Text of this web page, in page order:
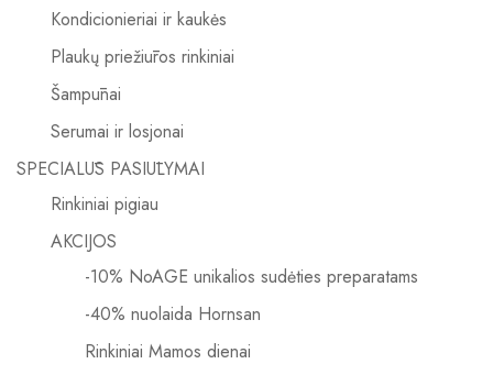
Kondicionieriai ir kaukės
Plaukų priežiūros rinkiniai
Šampūnai
Serumai ir losjonai
SPECIALŪS PASIŪLYMAI
Rinkiniai pigiau
AKCIJOS
-10% NoAGE unikalios sudėties preparatams
-40% nuolaida Hornsan
Rinkiniai Mamos dienai